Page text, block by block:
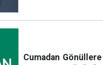
Cumadan Gönüllere